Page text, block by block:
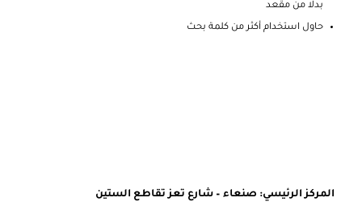
بدلا من مقعد
حاول استخدام أكثر من كلمة بحث
المركز الرئيسي: صنعاء – شارع تعز تقاطع الستين